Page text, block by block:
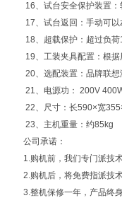
16、试台安全保护装置
17、试台返回：手动可
18、超载保护：超过负
19、工装夹具配置：根
20、选配装置：品牌联
21、电源功： 200V
22、尺寸：长590×宽
23、主机重量：约85kg
公司承诺：
1.购机前，我们专门派技
2.购机后，将免费指派技
3.整机保修一年，产品终